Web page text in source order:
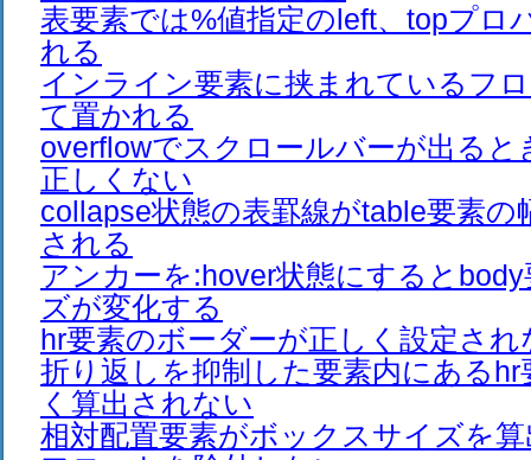
表要素では%値指定のleft、topプロ
れる
インライン要素に挟まれているフ
て置かれる
overflowでスクロールバーが出ると
正しくない
collapse状態の表罫線がtable要素の
される
アンカーを:hover状態にすると
ズが変化する
hr要素のボーダーが正しく設定され
折り返しを抑制した要素内にあるhr
く算出されない
相対配置要素がボックスサイズを